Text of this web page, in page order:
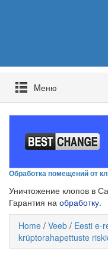
Mеню
Обработка помещений от
Уничтожение клопов в
Гарантия на обработку.
Home / Veeb / Eesti e-
krüptorahapettuste